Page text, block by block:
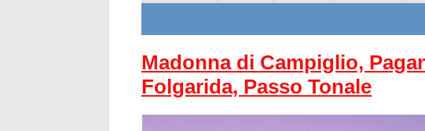
Madonna di Campiglio,
Folgarida, Passo Tonale